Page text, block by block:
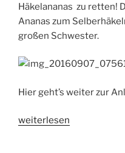
Häkelananas zu retten!
Ananas zum
großen Schwester.
Hier geht’s weiter zur
„Ananas
weiterlesen